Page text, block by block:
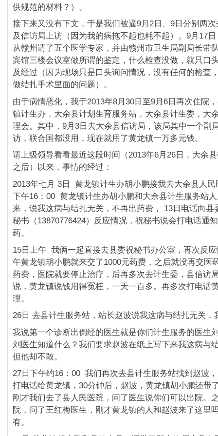
供规范的材料？）。
接下来又没有下文，于是我们被逼9月2日、9日分别两
及信访局上访（因为我的病拖不起也耗不起）。9月17
从赣州请了五个医学专家，并由赣州市卫生局副局长带
宾馆三楼会议室做所谓的鉴定，什么检查没做，就只口
及经过（因为现场只是口头询问情况，没有任何的检查
做结扎手术里面的问题）。
由于病情恶化，我于2013年8月30日至9月6日再次住院
镇计生办，大余县计划生育服务站，大余县计生委，大
理会。其中，9月3日去大余县信访局，该局其中一个副
访，联合国都没用，现在就用了黄龙镇一万多元钱。
请上级领导看看最近这段时间（2013年6月26日，大余
之后）以来，事情的经过：
2013年七月 3日 黄龙镇计生办胡小鹏接我去大余县人民
下午16：00 黄龙镇计生办胡小鹏和大余县计生服务站
来，说我这病与结扎无关，不再出药费， 13日电话向县
秘书（13870776424）反应情况，祝秘书说会打电话通
药。
15日上午 我俩一起直接去县委祝秘书办公室，再次反
午黄龙镇胡小鹏就来交了1000元药费，之后就没再交医
药费，医院就要停止治疗，后再多次去计生委，县信访
说，黄龙镇说钱用得冤枉，一天一百多。再多次打电话
理。
26日 去县计生服务站，站长赵波说我这病与结扎无关，
我说第一个诊断出倒经的医生就是你们计生服务的医生
刘医生知道什么？我们要求赵波在纸上写下来我这病与
但他却不敢。
27日下午约16：00 我们再次去县计生服务站找到赵波
打电话给黄龙镇，30分钟后，赵波，黄龙镇胡小鹏还带
刚才我们去了县人民医院，问了医生说你们可以出院。
院，问了王红梅医生，刚才黄龙镇的人和赵波来了这里
有。